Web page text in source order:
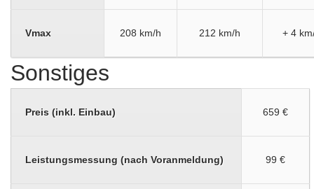
Vmax 208 km/h 212 km/h + 4
Sonstiges
Preis (inkl. Einbau) 659 €
Leistungsmessung (nach Voranmeldung) 99 €